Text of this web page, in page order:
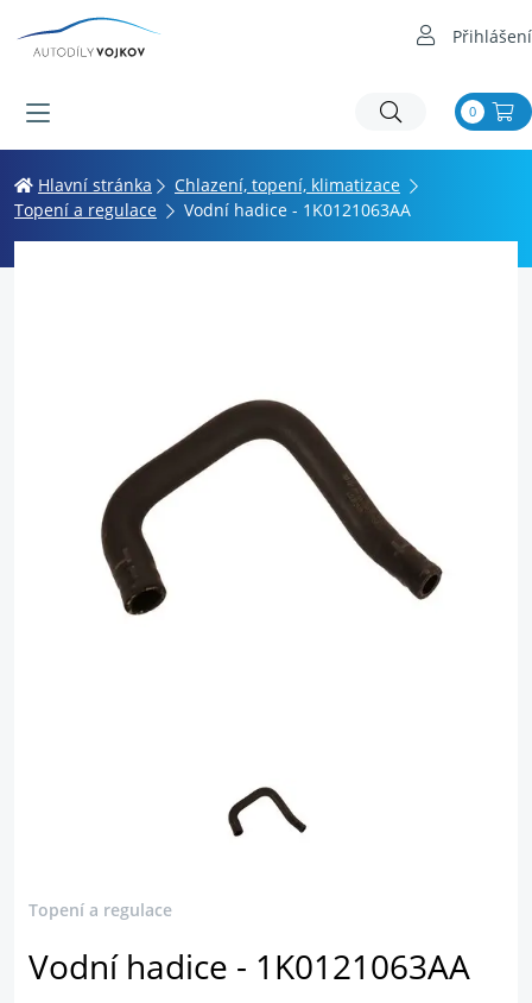
Přihlášení
0
Hlavní stránka
Chlazení, topení, klimatizace
Topení a regulace
Vodní hadice - 1K0121063AA
Topení a regulace
Vodní hadice - 1K0121063AA